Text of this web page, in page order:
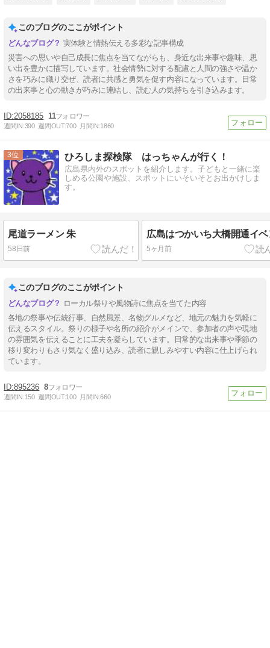
このブログのここがポイント
実体験と情熱伝える多彩な記事構成
災害への思いや自己成長に焦点を当てながらも、身近な出来事や趣味、思
い出を豊かに描写しています。社会情勢に対する配慮と人間の強さや温か
さを巧みに織り交ぜ、読者に共感と勇気を促す内容になっています。日常
の出来事と心の動きが巧みに連結し、読む人の気持ちを引き込みます。
2058185 11
週間IN:390 週間OUT:700 月間IN:1860
3 ひろしま探検隊 はっちゃんが行く！
広島県内外のスポットを紹介します。子どもと一緒に楽
しめる公園や施設、スポットにいそいそとお出かけしま
す。
尾道ラーメン 朱
58日前
広島はつかいち大橋開通イ
5ヶ月前
このブログのここがポイント
ローカル祭りや風物詩に焦点を当てた内容
各地の祭事や伝統行事、自然風景、名物グルメなど、地元の魅力を気軽に
伝えるスタイル。祭りの様子や名所の紹介がメインで、参加者の声や現地
の雰囲気を伝えることに工夫を凝らしています。日常的な出来事や季節の
移り変わりもさり気なく盛り込み、読者に親しみやすい内容に仕上げられ
ています。
895236 8
週間IN:150 週間OUT:100 月間IN:660